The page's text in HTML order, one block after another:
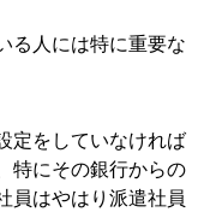
る人には特に重要な
定をしていなければ
特にその銀行からの
員はやはり派遣社員